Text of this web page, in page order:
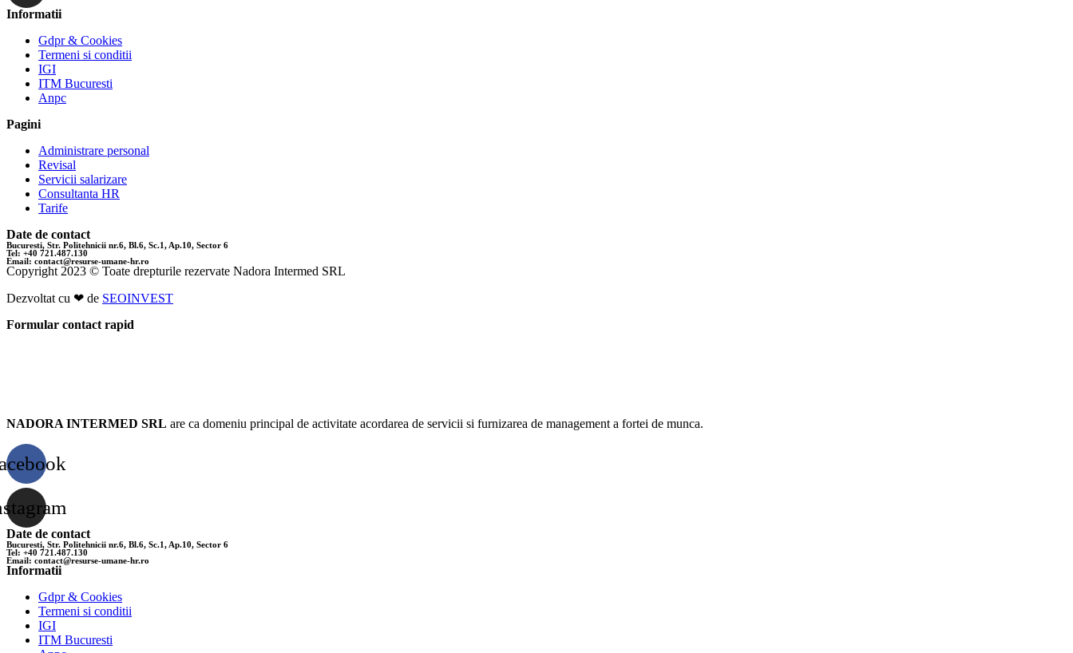
Informatii
Gdpr & Cookies
Termeni si conditii
IGI
ITM Bucuresti
Anpc
Pagini
Administrare personal
Revisal
Servicii salarizare
Consultanta HR
Tarife
Date de contact
Bucuresti, Str. Politehnicii nr.6, Bl.6, Sc.1, Ap.10, Sector 6
Tel: +40 721.487.130
Email: contact@resurse-umane-hr.ro
Copyright 2023 © Toate drepturile rezervate Nadora Intermed SRL
Dezvoltat cu ❤ de SEOINVEST
Formular contact rapid
NADORA INTERMED SRL are ca domeniu principal de activitate acordarea de servicii si furnizarea de management a fortei de munca.
Date de contact
Bucuresti, Str. Politehnicii nr.6, Bl.6, Sc.1, Ap.10, Sector 6
Tel: +40 721.487.130
Email: contact@resurse-umane-hr.ro
Informatii
Gdpr & Cookies
Termeni si conditii
IGI
ITM Bucuresti